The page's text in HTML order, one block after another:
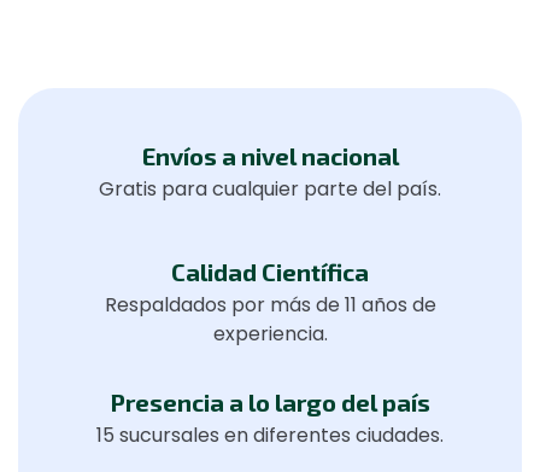
Envíos a nivel nacional
Gratis para cualquier parte del país.
Calidad Científica
Respaldados por más de 11 años de
experiencia.
Presencia a lo largo del país
15 sucursales en diferentes ciudades.